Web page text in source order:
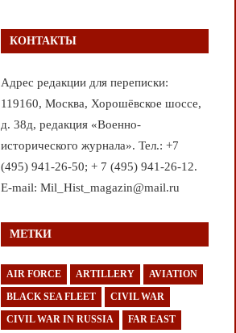
КОНТАКТЫ
Адрес редакции для переписки:
119160, Москва, Хорошёвское шоссе,
д. 38д, редакция «Военно-
исторического журнала». Тел.: +7
(495) 941-26-50; + 7 (495) 941-26-12.
E-mail: Mil_Hist_magazin@mail.ru
МЕТКИ
AIR FORCE ARTILLERY AVIATION
BLACK SEA FLEET CIVIL WAR
CIVIL WAR IN RUSSIA FAR EAST